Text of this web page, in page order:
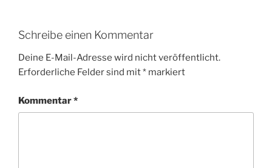
Schreibe einen Kommentar
Deine E-Mail-Adresse wird nicht veröffentlicht.
Erforderliche Felder sind mit* markiert
Kommentar*